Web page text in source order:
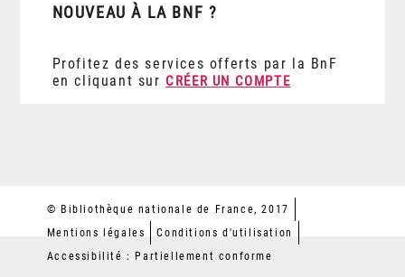
NOUVEAU À LA BNF ?
Profitez des services offerts par la BnF
en cliquant sur CRÉER UN COMPTE
© Bibliothèque nationale de France, 2017
Mentions légales
Conditions d'utilisation
Accessibilité : Partiellement conforme